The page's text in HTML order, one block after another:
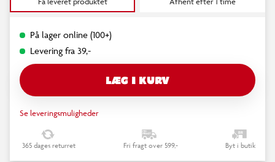
På lager online (100+)
Levering fra 39,-
LÆG I KURV
Se leveringsmuligheder
365 dages returret Fri fragt over 599,- Byt i butik